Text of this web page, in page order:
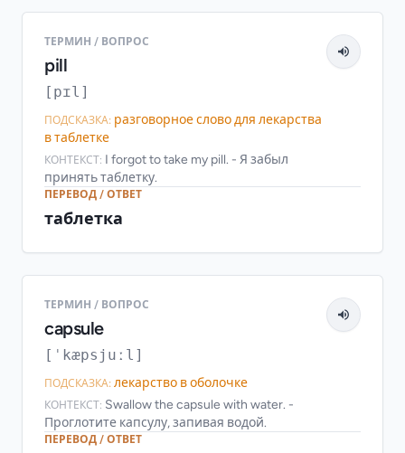
ТЕРМИН / ВОПРОС
pill
[pɪl]
ПОДСКАЗКА: разговорное слово для лекарства
в таблетке
КОНТЕКСТ:
I forgot to take my pill. - Я забыл
принять таблетку.
ПЕРЕВОД / ОТВЕТ
таблетка
ТЕРМИН / ВОПРОС
capsule
[ˈkæpsjuːl]
ПОДСКАЗКА: лекарство в оболочке
КОНТЕКСТ: Swallow the capsule with water. -
Проглотите капсулу, запивая водой.
ПЕРЕВОД / ОТВЕТ